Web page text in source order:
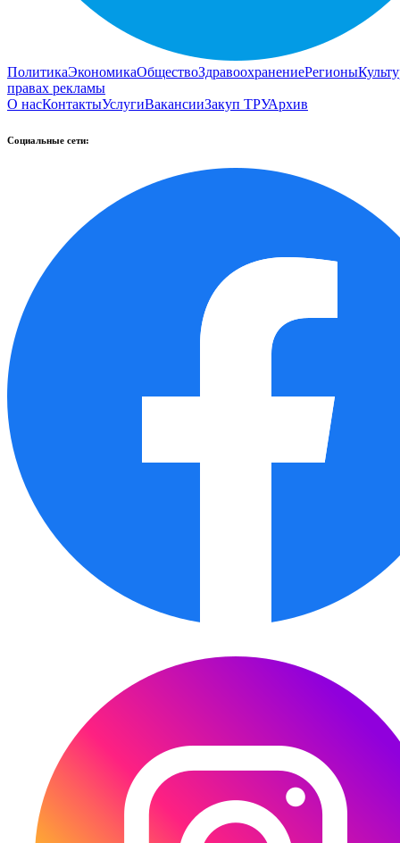
ПолитикаЭкономикаОбществоЗдравоохранениеРегионы
правах рекламы
О насКонтактыУслугиВакансииЗакуп ТРУАрхив
Социальные сети: